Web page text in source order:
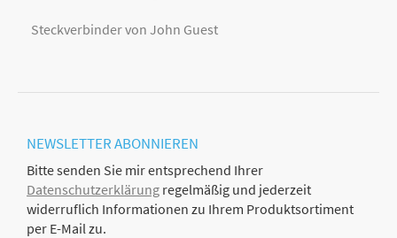
Steckverbinder von John Guest
NEWSLETTERABONNIEREN
Bitte senden Sie mir entsprechend Ihrer
Datenschutzerklärung regelmäßig und jederzeit
widerruflich Informationen zu Ihrem Produktsortiment
per E-Mail zu.